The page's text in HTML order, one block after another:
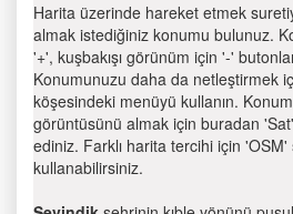
Harita üzerinde hareket etmek
almak istediğiniz konumu bulunuz.
'+', kuşbakışı görünüm için '-'
Konumunuzu daha da netleştirmek
köşesindeki menüyü kullanın.
görüntüsünü almak için buradan
ediniz. Farklı harita tercihi için
kullanabilirsiniz.